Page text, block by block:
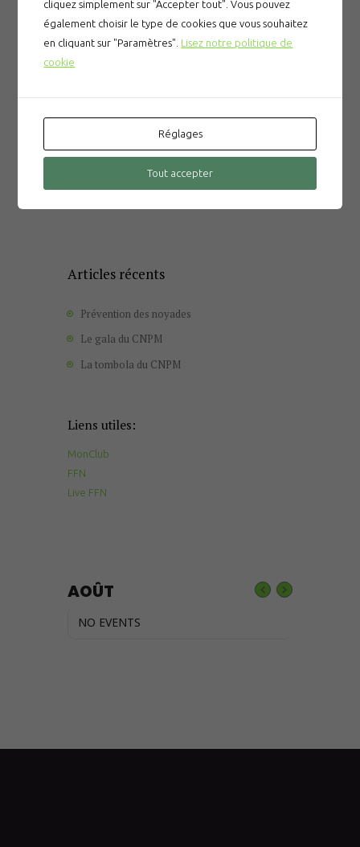
dans le navigateur pour mon prochain
commentaire.
Articles récents
Prévention des noyades
Le gala du CNPM
La tombola du CNPM
Liens utiles:
MonClub
FFN
Live FFN
AOÛT
NO EVENTS
cliquez simplement sur "Accepter tout". Vous pouvez
également choisir le type de cookies que vous souhaitez
en cliquant sur "Paramètres". Lisez notre politique de
cookie
Réglages
Tout accepter